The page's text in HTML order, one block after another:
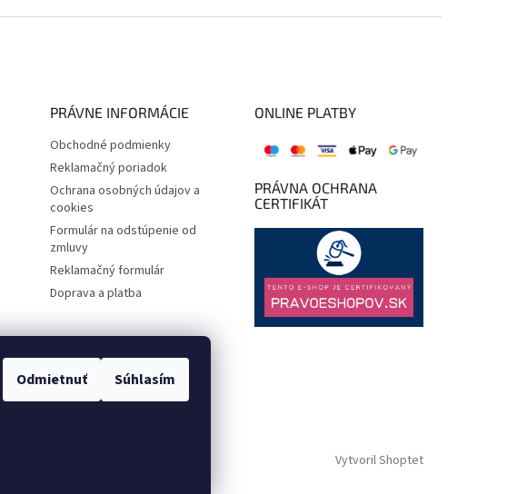
Odmietnuť Súhlasím
PRÁVNE INFORMÁCIE
Obchodné podmienky
Reklamačný poriadok
Ochrana osobných údajov a
cookies
Formulár na odstúpenie od
zmluvy
Reklamačný formulár
Doprava a platba
ONLINE PLATBY
PRÁVNA OCHRANA
CERTIFIKÁT
Vytvoril Shoptet